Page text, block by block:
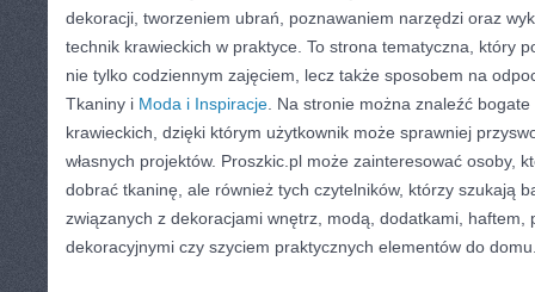
dekoracji, tworzeniem ubrań, poznawaniem narzędzi oraz
technik krawieckich w praktyce. To strona tematyczna, który
nie tylko codziennym zajęciem, lecz także sposobem na
Tkaniny i Moda i Inspiracje . Na stronie można znaleźć
krawieckich, dzięki którym użytkownik może sprawniej
własnych projektów. Proszkic.pl może zainteresować osoby,
dobrać tkaninę, ale również tych czytelników, którzy szukają
związanych z dekoracjami wnętrz, modą, dodatkami, haftem,
dekoracyjnymi czy szyciem praktycznych elementów do